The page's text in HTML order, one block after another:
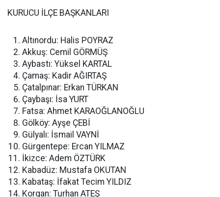
KURUCU İLÇE BAŞKANLARI
Altınordu: Halis POYRAZ
Akkuş: Cemil GÖRMÜŞ
Aybastı: Yüksel KARTAL
Çamaş: Kadir AĞIRTAŞ
Çatalpınar: Erkan TÜRKAN
Çaybaşı: İsa YURT
Fatsa: Ahmet KARAOĞLANOĞLU
Gölköy: Ayşe ÇEBİ
Gülyalı: İsmail VAYNİ
Gürgentepe: Ercan YILMAZ
İkizce: Adem ÖZTÜRK
Kabadüz: Mustafa OKUTAN
Kabataş: İfakat Tecim YILDIZ
Korgan: Turhan ATEŞ